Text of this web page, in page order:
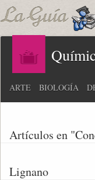
ARTE BIOLOGÍA
Artículos en
Lignano